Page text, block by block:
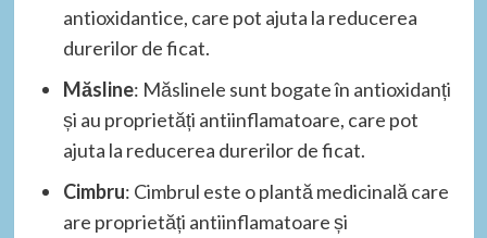
antioxidantice, care pot ajuta la reducerea
durerilor de ficat.
Măsline: Măslinele sunt bogate în antioxidanți
și au proprietăți antiinflamatoare, care pot
ajuta la reducerea durerilor de ficat.
Cimbru: Cimbrul este o plantă medicinală care
are proprietăți antiinflamatoare și